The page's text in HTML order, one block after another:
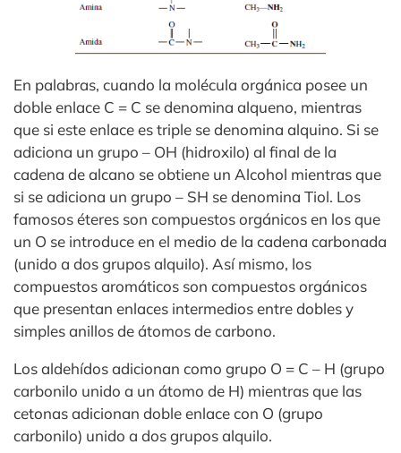
En palabras, cuando la molécula orgánica posee un
doble enlace C = C se denomina alqueno, mientras
que si este enlace es triple se denomina alquino. Si se
adiciona un grupo – OH (hidroxilo) al final de la
cadena de alcano se obtiene un Alcohol mientras que
si se adiciona un grupo – SH se denomina Tiol. Los
famosos éteres son compuestos orgánicos en los que
un O se introduce en el medio de la cadena carbonada
(unido a dos grupos alquilo). Así mismo, los
compuestos aromáticos son compuestos orgánicos
que presentan enlaces intermedios entre dobles y
simples anillos de átomos de carbono.
Los aldehídos adicionan como grupo O = C – H (grupo
carbonilo unido a un átomo de H) mientras que las
cetonas adicionan doble enlace con O (grupo
carbonilo) unido a dos grupos alquilo.